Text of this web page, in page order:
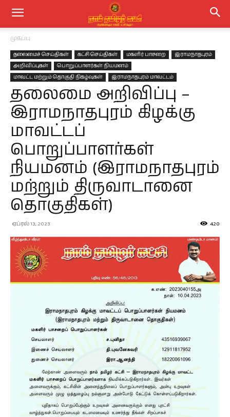
முகப்பு
தலைமைச் செய்திகள் கட்சி செய்திகள் மகளிர் பாசறை
இராமநாதபுரம்
அறிவிப்புகள்
பொறுப்பாளர்கள் நியமனம்
மாவட்ட மற்றும் தொகுதி நிகழ்வுகள்
இராமநாதபுரம் மாவட்டம்
தலைமை அறிவிப்பு –
இராமநாதபுரம் கிழக்கு
மாவட்டப்
பொறுப்பாளர்கள்
நியமனம் (இராமநாதபுரம்
மற்றும் திருவாடானை
தொகுதிகள்)
ஏப்ரல் 13, 2023 420